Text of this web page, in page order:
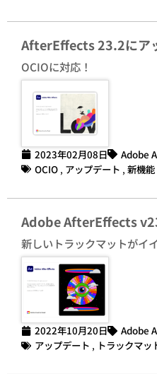
AfterEffects 23.2にア
OCIOに対応！
2023年02月08日
Adobe
OCIO , アップデート , 新機能
Adobe AfterEffects
新しいトラックマットがイ
2022年10月20日
Adobe
アップデート , トラックマッ